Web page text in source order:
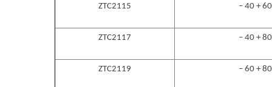
ZTC2115 – 40 + 60
ZTC2117 – 40 + 80
ZTC2119 – 60 + 80